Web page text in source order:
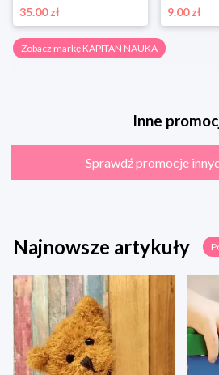
35.00 zł
9.00 zł
Zobacz markę KAPITAN NAUKA
Inne
Sprawdź promocje
Najnowsze artykuły